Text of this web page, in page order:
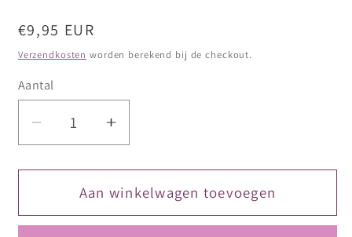
Normale
prijs
€9,95 EUR
Verzendkosten worden berekend bij de checkout.
Aantal
Aantal
verlagen
voor
Moyra
Stamping
Aantal
verhogen
voor
Moyra
Stamping
Aan winkelwagen toevoegen